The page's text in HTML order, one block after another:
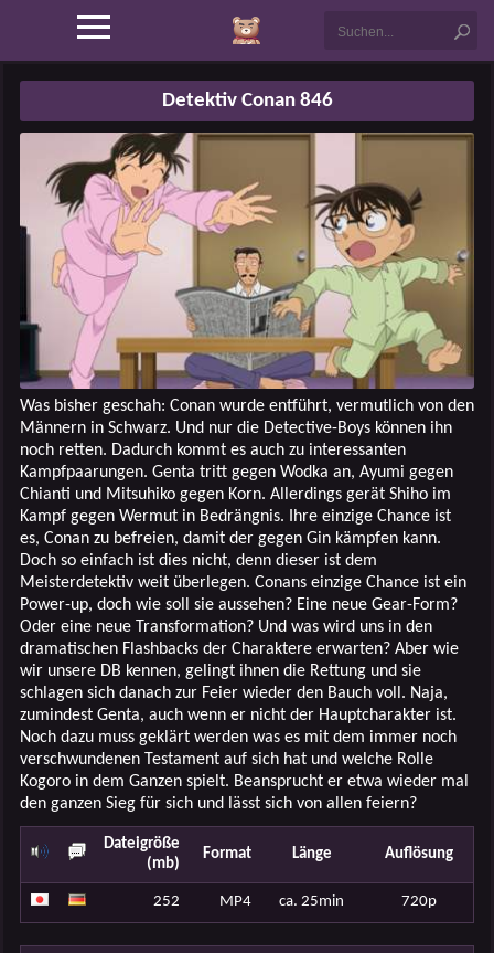
Detektiv Conan 846
Was bisher geschah: Conan wurde entführt, vermutlich von den
Männern in Schwarz. Und nur die Detective-Boys können ihn
noch retten. Dadurch kommt es auch zu interessanten
Kampfpaarungen. Genta tritt gegen Wodka an, Ayumi gegen
Chianti und Mitsuhiko gegen Korn. Allerdings gerät Shiho im
Kampf gegen Wermut in Bedrängnis. Ihre einzige Chance ist
es, Conan zu befreien, damit der gegen Gin kämpfen kann.
Doch so einfach ist dies nicht, denn dieser ist dem
Meisterdetektiv weit überlegen. Conans einzige Chance ist ein
Power-up, doch wie soll sie aussehen? Eine neue Gear-Form?
Oder eine neue Transformation? Und was wird uns in den
dramatischen Flashbacks der Charaktere erwarten? Aber wie
wir unsere DB kennen, gelingt ihnen die Rettung und sie
schlagen sich danach zur Feier wieder den Bauch voll. Naja,
zumindest Genta, auch wenn er nicht der Hauptcharakter ist.
Noch dazu muss geklärt werden was es mit dem immer noch
verschwundenen Testament auf sich hat und welche Rolle
Kogoro in dem Ganzen spielt. Beansprucht er etwa wieder mal
den ganzen Sieg für sich und lässt sich von allen feiern?
Dateigröße
(mb)
Format Länge Auflösung
252 MP4 ca. 25min 720p